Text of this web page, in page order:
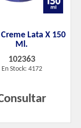
Lata X 150
Ml.
102363
En Stock: 4172